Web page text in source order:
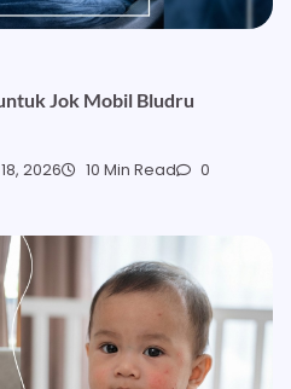
Jok Mobil Bludru
2026 10 Min Read 0